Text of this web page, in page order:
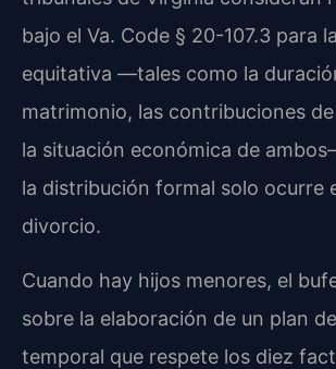
bajo el Va. Code § 20-107.3 para
equitativa —tales como la
matrimonio, las contribuciones
la situación económica de
la distribución formal solo ocurre
divorcio.
Cuando hay hijos menores, el
sobre la elaboración de un plan
temporal que respete los diez